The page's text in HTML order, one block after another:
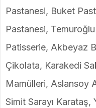
Pastanesi, Buket
Pastanesi,
Patisserie, Akbeyaz
Çikolata, Karakedi
Mamülleri, Aslansoy
Simit Sarayı Karataş,